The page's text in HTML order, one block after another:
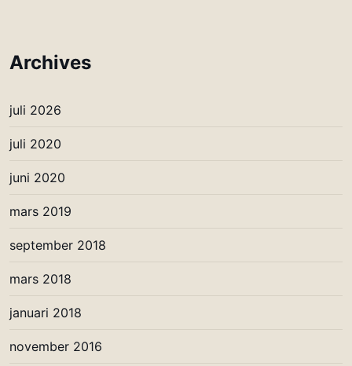
Archives
juli 2026
juli 2020
juni 2020
mars 2019
september 2018
mars 2018
januari 2018
november 2016